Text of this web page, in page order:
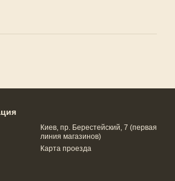
Киев, пр. Берестейский, 7 (первая
линия магазинов)
Карта проезда